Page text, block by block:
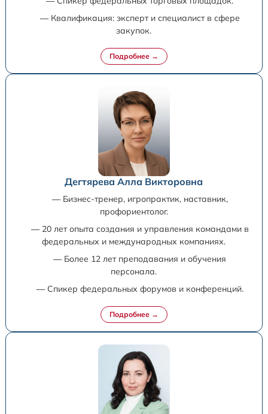
— Квалификация: эксперт и специалист в сфере
закупок.
Дегтярева Алла Викторовна
— Бизнес-тренер, игропрактик, наставник,
профориентолог.
— 20 лет опыта создания и управления командами в
федеральных и международных компаниях.
— Более 12 лет преподавания и обучения
персонала.
— Спикер федеральных форумов и конференций.